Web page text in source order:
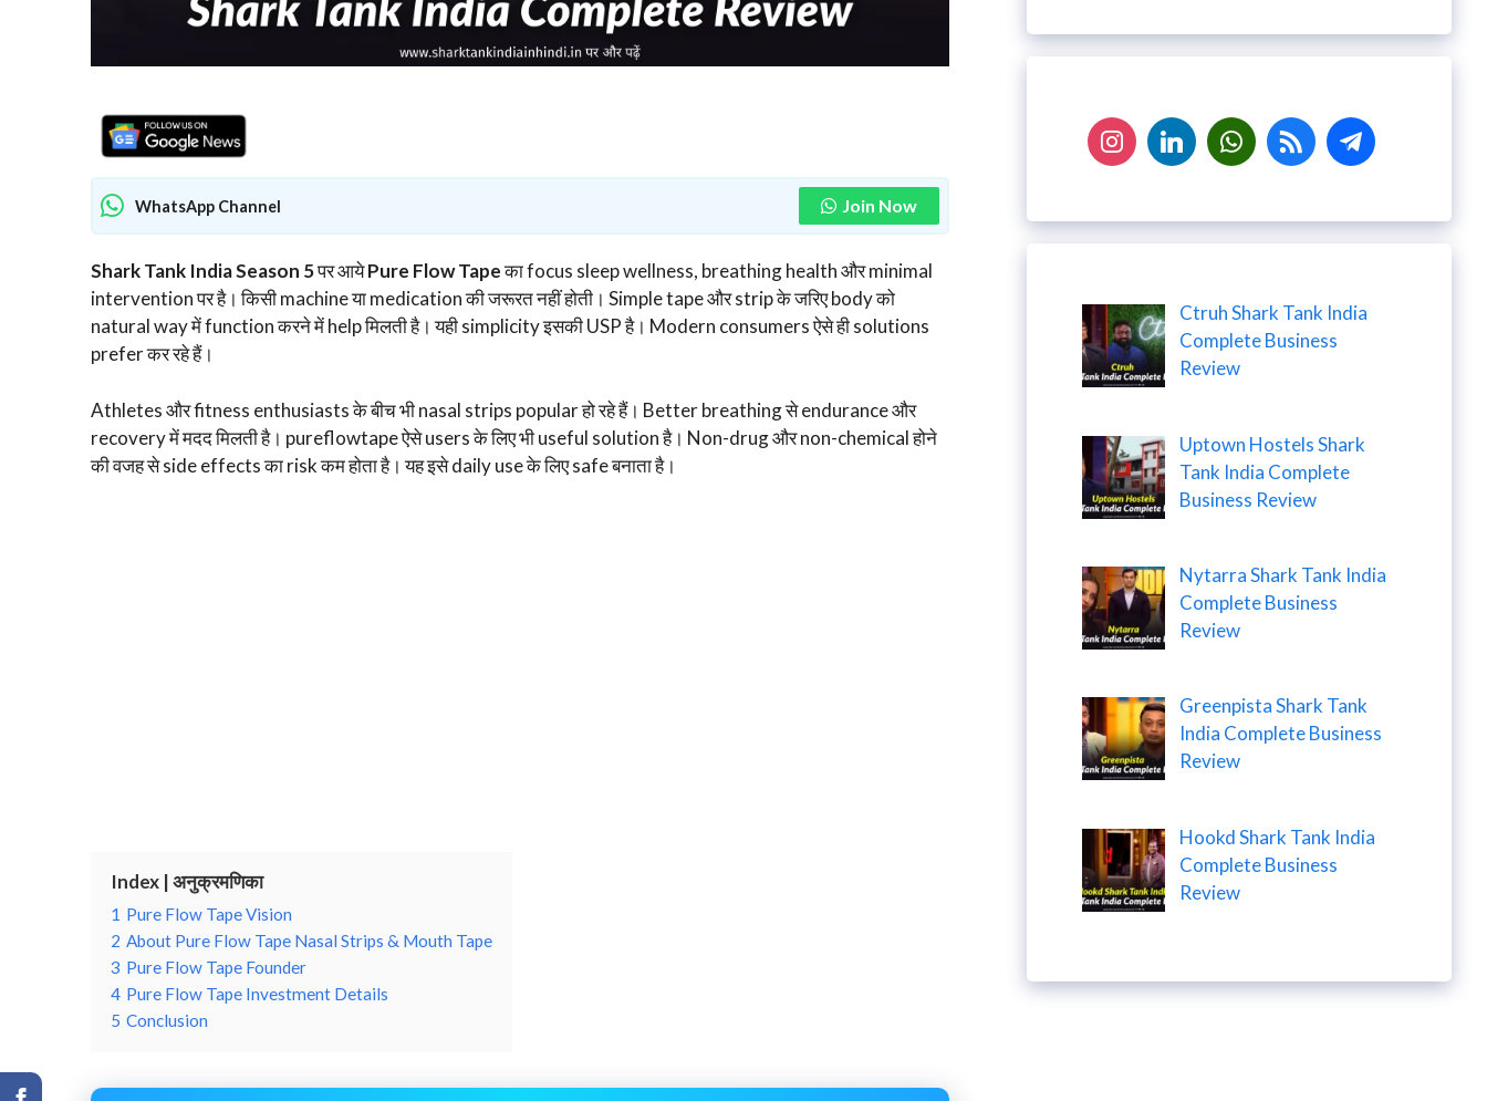
WhatsApp Channel Join Now
Shark Tank India Season 5पर आयेPure Flow Tapeका focus sleep wellness, breathing health और minimal
intervention पर है। किसी machine या medication की जरूरत नहीं होती। Simple tape और strip के जरिए body को
natural way में function करने में help मिलती है। यही simplicity इसकी USP है। Modern consumers ऐसे ही solutions
prefer कर रहे हैं।
Athletes और fitness enthusiasts के बीच भी nasal strips popular हो रहे हैं। Better breathing से endurance और
recovery में मदद मिलती है। pureflowtape ऐसे users के लिए भी useful solution है। Non-drug और non-chemical होने
की वजह से side effects का risk कम होता है। यह इसे daily use के लिए safe बनाता है।
Index | अनुक्रमणिका
1 Pure Flow Tape Vision
2 About Pure Flow Tape Nasal Strips & Mouth Tape
3 Pure Flow Tape Founder
4 Pure Flow Tape Investment Details
5 Conclusion
Ctruh Shark Tank India
Complete Business
Review
Uptown Hostels Shark
Tank India Complete
Business Review
Nytarra Shark Tank India
Complete Business
Review
Greenpista Shark Tank
India Complete Business
Review
Hookd Shark Tank India
Complete Business
Review